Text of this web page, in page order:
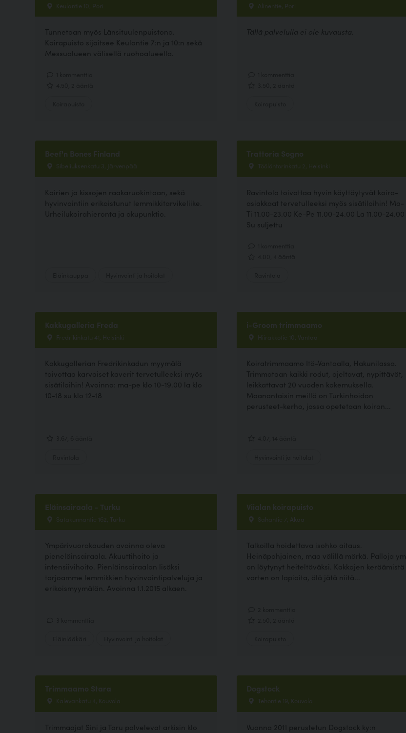
Keulantie 10, Pori
Tunnetaan myös Länsituulenpuistona.
Koirapuisto sijaitsee Keulantie 7:n ja 10:n sekä
Messualueen välisellä ruohoalueella.
Alinentie, Pori
Tällä palvelulla ei ole kuvausta.
Beef'n Bones Finland
Sibeliuksenkatu 3, Järvenpää
Koirien ja kissojen raakaruokintaan, sekä
hyvinvointiin erikoistunut lemmikkitarvikeliike.
Urheilukoirahieronta ja akupunktio.
Trattoria Sogno
Töölöntorinkatu 2, Helsinki
Ravintola toivottaa hyvin käyttäytyvät koira-
asiakkaat tervetulleeksi myös sisätiloihin! Ma-
Ti 11.00-23.00 Ke-Pe 11.00-24.00 La 11.00-24.00
Su suljettu
Kakkugalleria Freda
Fredrikinkatu 41, Helsinki
Kakkugallerian Fredrikinkadun myymälä
toivottaa karvaiset kaverit tervetulleeksi myös
sisätiloihin! Avoinna: ma-pe klo 10-19.00 la klo
10-18 su klo 12-18
i-Groom trimmaamo
Hiirakkotie 10, Vantaa
Koiratrimmaamo Itä-Vantaalla, Hakunilassa.
Trimmataan kaikki rodut, ajeltavat, nypittävät,
leikkattavat 20 vuoden kokemuksella.
Maanantaisin meillä on Turkinhoidon
perusteet-kerho, jossa opetetaan koiran...
Eläinsairaala - Turku
Satakunnantie 162, Turku
Ympärivuorokauden avoinna oleva
pieneläinsairaala. Akuuttihoito ja
intensiivihoito. Pienläinsairaalan lisäksi
tarjoamme lemmikkien hyvinvointipalveluja ja
erikoismyymälän. Avoinna 1.1.2015 alkaen.
Viialan koirapuisto
Sahantie 7, Akaa
Talkoilla hoidettava isohko aitaus.
Heinäpohjainen, maa välillä märkä. Palloja ym.
on löytynyt heiteltäväksi. Kakkojen keräämistä
varten on lapioita, älä jätä niitä...
Trimmaamo Stara
Kalevankatu 4, Kouvola
Trimmaajat Sini ja Taru palvelevat arkisin klo
Dogstock
Tehontie 19, Kouvola
Vuonna 2011 perustetun Dogstock ky:n